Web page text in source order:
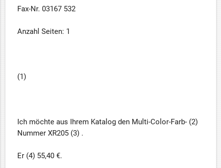
Fax-Nr. 03167 532
Anzahl Seiten: 1
(1)
Ich möchte aus Ihrem Katalog den Multi-Color-Farb- (2)
Nummer XR205 (3) .
Er (4) 55,40 €.